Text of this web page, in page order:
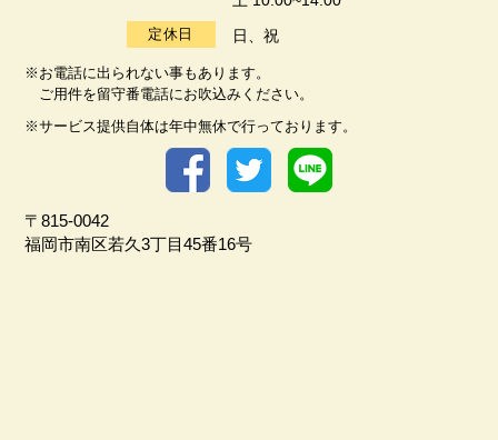
定休日 日、祝
※お電話に出られない事もあります。
ご用件を留守番電話にお吹込みください。
※サービス提供自体は年中無休で行っております。
〒815-0042
福岡市南区若久3丁目45番16号